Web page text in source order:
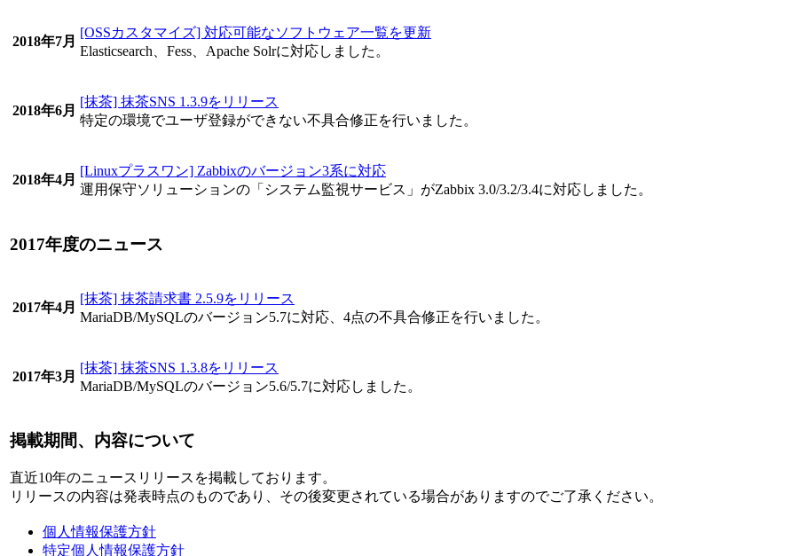
2018年7月
[OSSカスタマイズ] 対応可能なソフトウェア一覧を更新
Elasticsearch、Fess、Apache Solrに対応しました。
2018年6月
[抹茶] 抹茶SNS 1.3.9をリリース
特定の環境でユーザ登録ができない不具合修正を行いました。
2018年4月
[Linuxプラスワン] Zabbixのバージョン3系に対応
運用保守ソリューションの「システム監視サービス」がZabbix 3.0/3.2/3.4に対応しました。
2017年度のニュース
2017年4月
[抹茶] 抹茶請求書 2.5.9をリリース
MariaDB/MySQLのバージョン5.7に対応、4点の不具合修正を行いました。
2017年3月
[抹茶] 抹茶SNS 1.3.8をリリース
MariaDB/MySQLのバージョン5.6/5.7に対応しました。
掲載期間、内容について
直近10年のニュースリリースを掲載しております。
リリースの内容は発表時点のものであり、その後変更されている場合がありますのでご了承ください。
個人情報保護方針
特定個人情報保護方針